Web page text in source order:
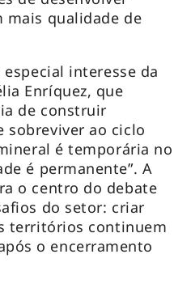
mais qualidade de
interesse da
Enríquez, que
de construir
sobreviver ao ciclo
é temporária no
é permanente”. A
o centro do debate
do setor: criar
territórios continuem
o encerramento